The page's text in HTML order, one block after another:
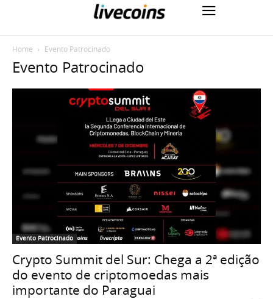
Home Evento Patrocinado
Evento Patrocinado
Evento Patrocinado
Crypto Summit del Sur: Chega a 2ª edição
do evento de criptomoedas mais
importante do Paraguai